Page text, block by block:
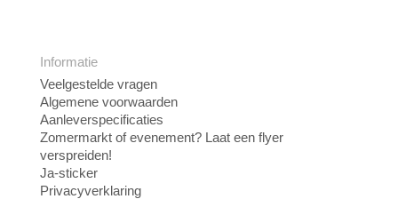
Informatie
Veelgestelde vragen
Algemene voorwaarden
Aanleverspecificaties
Zomermarkt of evenement? Laat een flyer
verspreiden!
Ja-sticker
Privacyverklaring